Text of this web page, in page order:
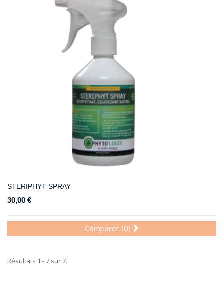
STERIPHYT SPRAY
30,00 €
Comparer (0)
Résultats 1 - 7 sur 7.